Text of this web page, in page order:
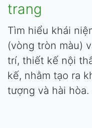
trang
Tìm hiểu khái
(vòng tròn màu)
trí, thiết kế nội
kế, nhằm tạo ra
tượng và hài hòa.